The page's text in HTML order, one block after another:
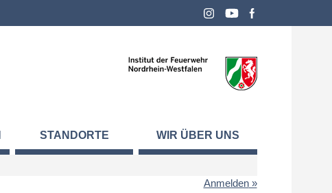
STANDORTE WIR ÜBER UNS
Anmelden